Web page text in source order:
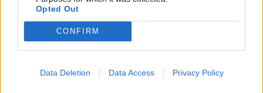
Opted Out
CONFIRM
Data Deletion Data Access Privacy Policy
This is an automatic translation. You can read the
original news,Así ha sido el corte en las Entry List de